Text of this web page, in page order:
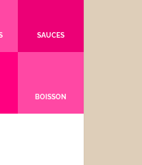
SAUCES
BOISSON